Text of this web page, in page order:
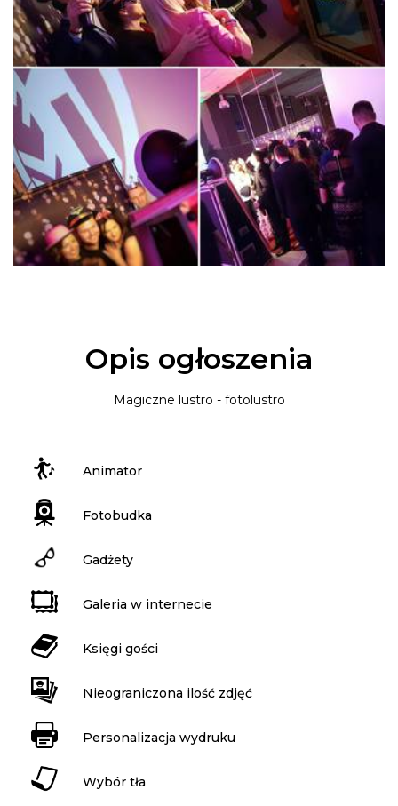
Opis ogłoszenia
Magiczne lustro - fotolustro
Animator
Fotobudka
Gadżety
Galeria w internecie
Księgi gości
Nieograniczona ilość zdjęć
Personalizacja wydruku
Wybór tła